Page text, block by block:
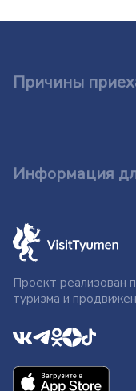
Причины
Информация
Проект реализован
туризма и